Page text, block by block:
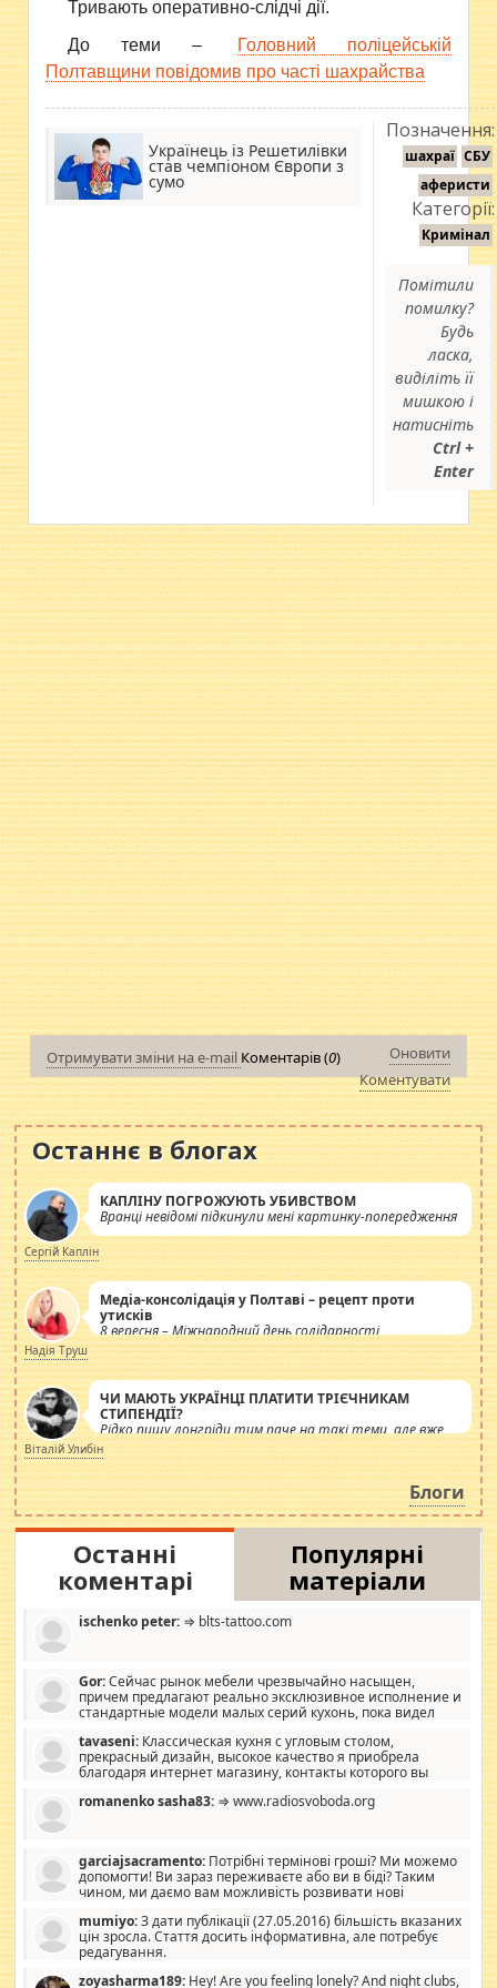
Тривають оперативно-слідчі дії.
До теми –
Головний поліцейській
Полтавщини повідомив про часті шахрайства
Українець із Решетилівки
став чемпіоном Європи з
сумо
Позначення:
шахраї СБУ
аферисти
Категорії:
Кримінал
Помітили
помилку?
Будь
ласка,
виділіть її
мишкою і
натисніть
Ctrl +
Enter
Отримувати зміни на e-mail Коментарів (0)
Оновити
Коментувати
Останнє в блогах
КАПЛІНУ ПОГРОЖУЮТЬ УБИВСТВОМ
Вранці невідомі підкинули мені картинку-попередження
Сергій Каплін
Медіа-консолідація у Полтаві – рецепт проти
утисків
8 вересня – Міжнародний день солідарності
журналістів.
Надія Труш
ЧИ МАЮТЬ УКРАЇНЦІ ПЛАТИТИ ТРІЄЧНИКАМ
СТИПЕНДІЇ?
Рідко пишу лонгріди тим паче на такі теми, але вже
просто дістало! Обурюють сьогоднішні інсенуації
навколо стипендіального питання. Штучно
роздувається ще одна соціальна катастрофа.
Віталій Улибін
Блоги
Останні
коментарі
Популярні
матеріали
ischenko peter: ⇒ blts-tattoo.com
Gor:Сейчас рынок мебели чрезвычайно насыщен,
причем предлагают реально эксклюзивное исполнение и
стандартные модели малых серий кухонь, пока видел
стандартные формы, в MebelOk, креативненько и что главное -
со вкусом все в порядке, без ненужных наворотов удорожающих
мебель, а это не последний фактор.
tavaseni: Классическая кухня с угловым столом,
прекрасный дизайн, высокое качество я приобрела
благодаря интернет магазину, контакты которого вы
romanenko sasha83: ⇒ www.radiosvoboda.org
garciajsacramento: Потрібні термінові гроші? Ми можемо
допомогти! Ви зараз переживаєте або ви в біді? Таким
чином, ми даємо вам можливість розвивати нові
допомагати людям, які намагаються дати їм шанс. Кожен
заслуговує на другий шанс, і, оскільки влада не зможе, вони
повинні приймати від інших. Для нас нема багато суми, і зрілість
mumiyo:З дати публікації (27.05.2016) більшість вказаних
цін зросла. Стаття досить інформативна, але потребує
редагування.
zoyasharma189: Hey! Are you feeling lonely? And night clubs,